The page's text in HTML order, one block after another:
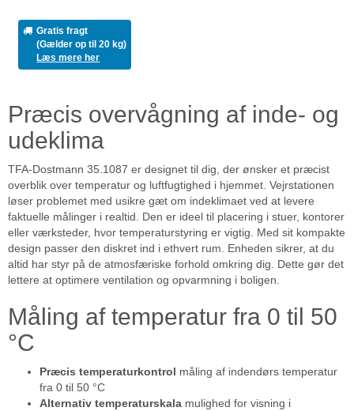
Gratis fragt
(Gælder op til 20 kg)
Læs mere her
Præcis overvågning af inde- og
udeklima
TFA-Dostmann 35.1087 er designet til dig, der ønsker et præcist
overblik over temperatur og luftfugtighed i hjemmet. Vejrstationen
løser problemet med usikre gæt om indeklimaet ved at levere
faktuelle målinger i realtid. Den er ideel til placering i stuer, kontorer
eller værksteder, hvor temperaturstyring er vigtig. Med sit kompakte
design passer den diskret ind i ethvert rum. Enheden sikrer, at du
altid har styr på de atmosfæriske forhold omkring dig. Dette gør det
lettere at optimere ventilation og opvarmning i boligen.
Måling af temperatur fra 0 til 50
°C
Præcis temperaturkontrol måling af indendørs temperatur
fra 0 til 50 °C
Alternativ temperaturskala mulighed for visning i